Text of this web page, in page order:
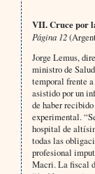
VII. Cruce por
Página 12
Jorge Lemus,
ministro de
temporal frente
asistido por un
de haber
experimental.
hospital de
todas las
profesional
Macri. La fiscal